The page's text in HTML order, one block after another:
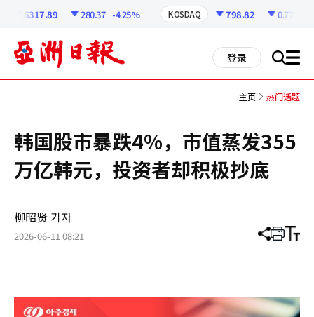
6317.89 280.37 -4.25% KOSDAQ 798.82 0.77
登录 搜 all
主页 热门话题
韩国股市暴跌4%，市值蒸发355
万亿韩元，投资者却积极抄底
柳昭贤 기자
2026-06-11 08:21 分
章
打 调
小